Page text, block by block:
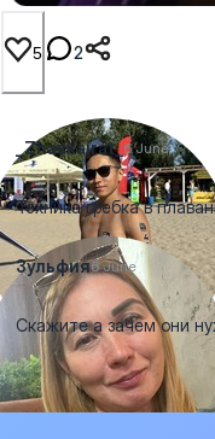
5 2
_Zhaskairat_6 June
Техника гребка в
Зульфия6 June
Скажите а зачем они